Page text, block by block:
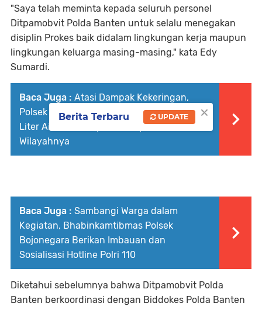
"Saya telah meminta kepada seluruh personel
Ditpamobvit Polda Banten untuk selalu menegakan
disiplin Prokes baik didalam lingkungan kerja maupun
lingkungan keluarga masing-masing," kata Edy
Sumardi.
Baca Juga : Atasi Dampak Kekeringan,
Polsek Cikande Kembali Salurkan 24.000
Liter Air Bersih kepada Masyarakat di
Wilayahnya
Baca Juga : Sambangi Warga dalam
Kegiatan, Bhabinkamtibmas Polsek
Bojonegara Berikan Imbauan dan
Sosialisasi Hotline Polri 110
Diketahui sebelumnya bahwa Ditpamobvit Polda
Banten berkoordinasi dengan Biddokes Polda Banten
×
Berita Terbaru UPDATE